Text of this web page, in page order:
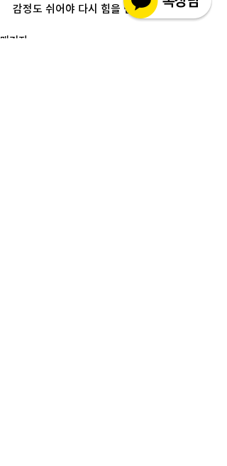
감정도 쉬어야 다시 힘을 낸다.
매거진